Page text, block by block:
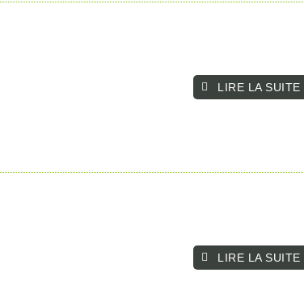
LIRE LA SUITE­­
LIRE LA SUITE­­